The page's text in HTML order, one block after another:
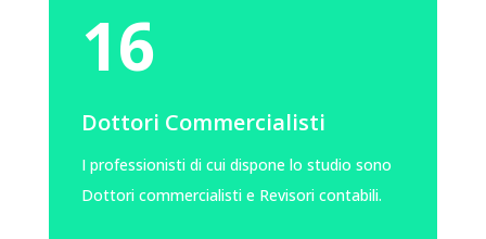
16
Dottori Commercialisti
I professionisti di cui dispone lo studio sono
Dottori commercialisti e Revisori contabili.